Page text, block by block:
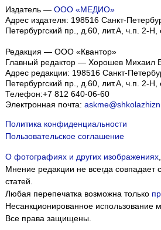
Издатель — ООО «МЕДИО»
Адрес издателя: 198516 Санкт-
Петербургский пр., д.60, лит.А, ч.п. 2-
Редакция — ООО «Квантор»
Главный редактор — Хорошев Михаил
Адрес редакции: 198516 Санкт-
Петербургский пр., д.60, лит.А, ч.п. 2-
Телефон:+7 812 640-06-60
Электронная почта:
Политика конфиденциальности
Пользовательское соглашение
О фотографиях и других изображениях
Мнение редакции не всегда совпадает
статей.
Любая перепечатка возможна только
Несанкционированное использование
Все права защищены.